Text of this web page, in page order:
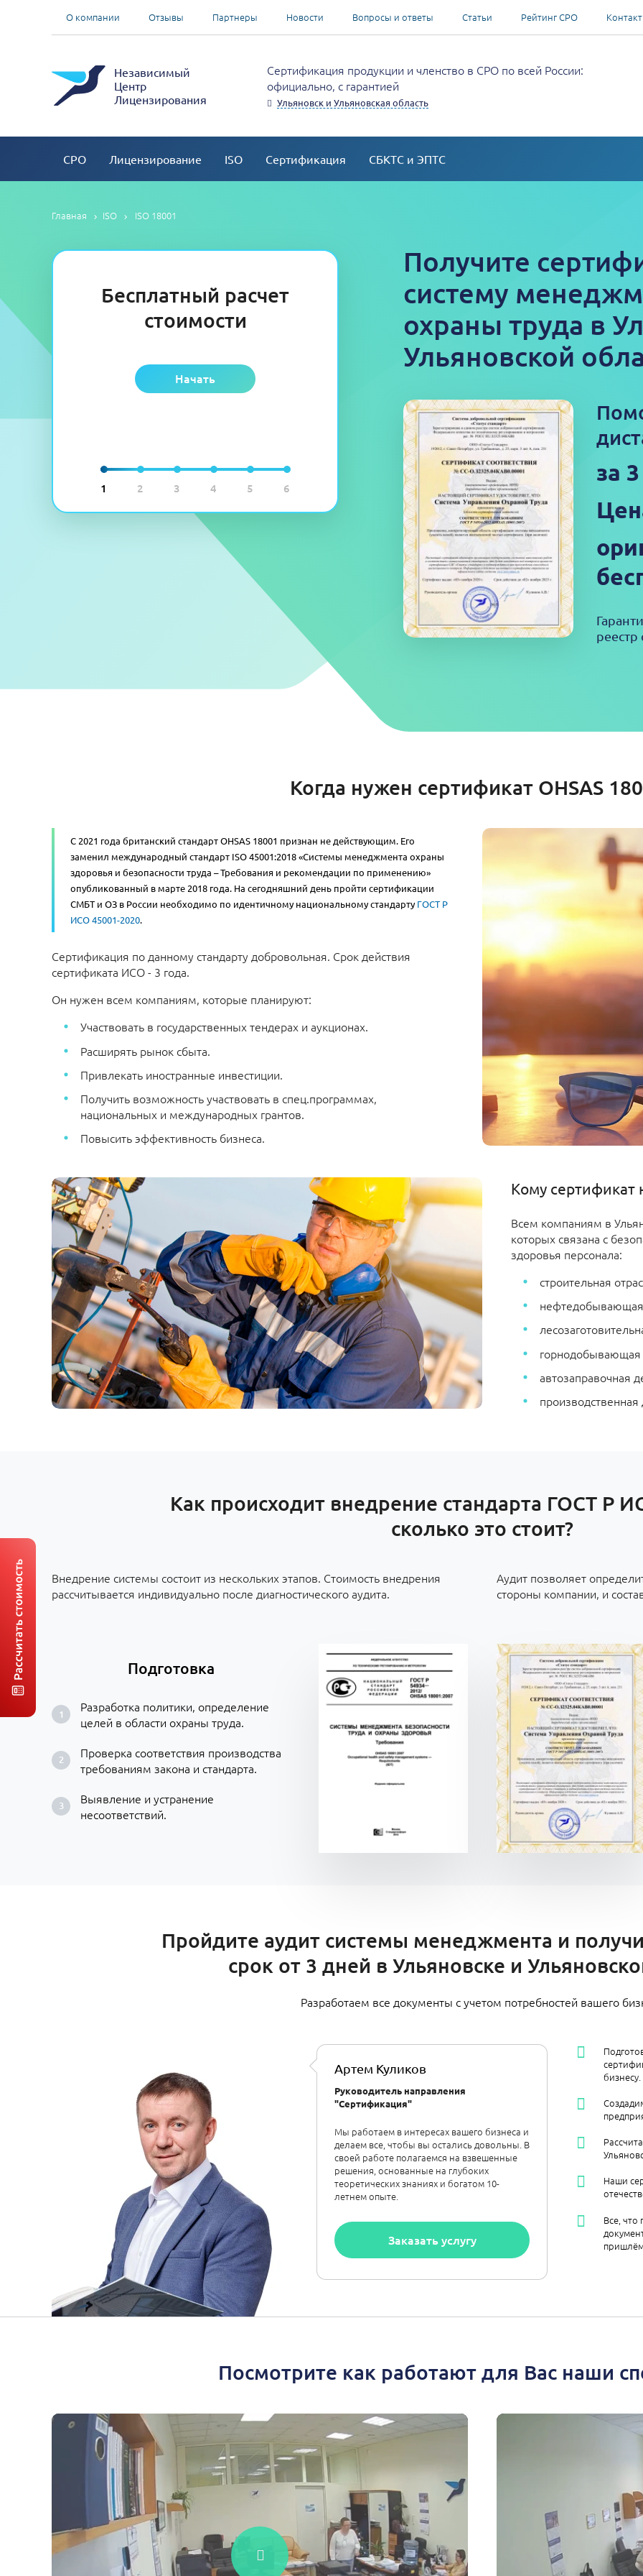
О компании Отзывы Партнеры Новости Вопросы и ответы Статьи Рейтинг СРО
Независимый
Центр
Лицензирования
Сертификация продукции и членство в СРО по всей России:
официально, с гарантией
Ульяновск и Ульяновская область
СРО Лицензирование ISO Сертификация СБКТС и ЭПТС
Главная ISO ISO 18001
1 2 3 4 5 6
Бесплатный расчет
стоимости
Начать
Получите
систему
охраны труда в
Ульяновской
за
Когда нужен сертификат OHSAS
С 2021 года британский стандарт OHSAS 18001 признан не действующим. Его
заменил международный стандарт ISO 45001:2018 «Системы менеджмента охраны
здоровья и безопасности труда – Требования и рекомендации по применению»
опубликованный в марте 2018 года. На сегодняшний день пройти сертификации
СМБТ и ОЗ в России необходимо по идентичному национальному стандартуГОСТ Р
ИСО 45001-2020.
Сертификация по данному стандарту добровольная. Срок действия
сертификата ИСО - 3 года.
Он нужен всем компаниям, которые планируют:
Участвовать в государственных тендерах и аукционах.
Расширять рынок сбыта.
Привлекать иностранные инвестиции.
Получить возможность участвовать в спец.программах,
национальных и международных грантов.
Повысить эффективность бизнеса.
Кому сертификат
Всем компаниям в
которых связана с
здоровья персонала:
строительная
автозаправочная
производственная
Как происходит внедрение стандарта ГОСТ Р
сколько это стоит?
Внедрение системы состоит из нескольких этапов. Стоимость внедрения
рассчитывается индивидуально после диагностического аудита.
Аудит позволяет
стороны компании, и
Подготовка
Разработка политики, определение
целей в области охраны труда.
Проверка соответствия производства
требованиям закона и стандарта.
Выявление и устранение
несоответствий.
Пройдите аудит системы менеджмента и
срок от 3 дней в Ульяновске и
Разработаем все документы с учетом потребностей вашего
Артем Куликов
Руководитель направления
"Сертификация"
Мы работаем в интересах вашего бизнеса и
делаем все, чтобы вы остались довольны. В
своей работе полагаемся на взвешенные
решения, основанные на глубоких
теоретических знаниях и богатом 10-
летнем опыте.
Заказать услугу
бизнесу.
Наши
Все, что
Посмотрите как работают для Вас наши